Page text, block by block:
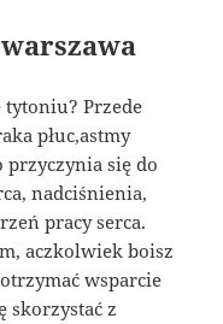
tytoniu? Przede
płuc,astmy
się do
nadciśnienia,
pracy serca.
aczkolwiek boisz
wsparcie
skorzystać z